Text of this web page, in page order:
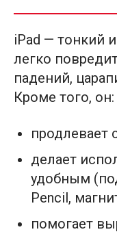
iPad — тонкий
легко
падений,
Кроме того, он:
продлевает
делает
удобным
Pencil,
помогает